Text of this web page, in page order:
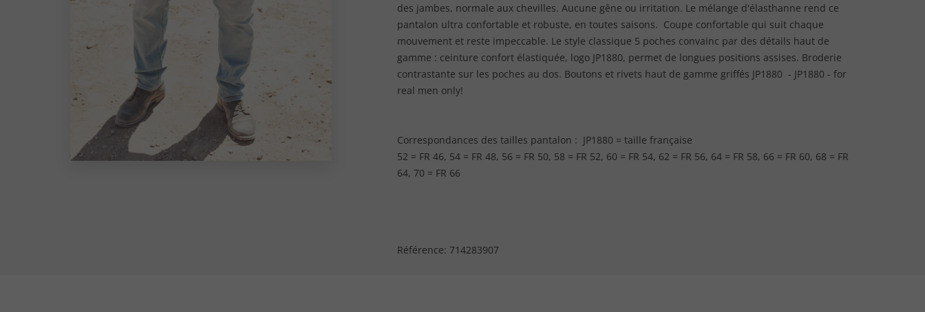
des jambes, normale aux chevilles. Aucune gêne ou irritation. Le mélange d'élasthanne rend ce
pantalon ultra confortable et robuste, en toutes saisons. Coupe confortable qui suit chaque
mouvement et reste impeccable. Le style classique 5 poches convainc par des détails haut de
gamme : ceinture confort élastiquée, logo JP1880, permet de longues positions assises. Broderie
contrastante sur les poches au dos. Boutons et rivets haut de gamme griffés JP1880 - JP1880 - for
real men only!
Correspondances des tailles pantalon : JP1880 = taille française
52 = FR 46, 54 = FR 48, 56 = FR 50, 58 = FR 52, 60 = FR 54, 62 = FR 56, 64 = FR 58, 66 = FR 60, 68 = FR
64, 70 = FR 66
Référence: 714283907